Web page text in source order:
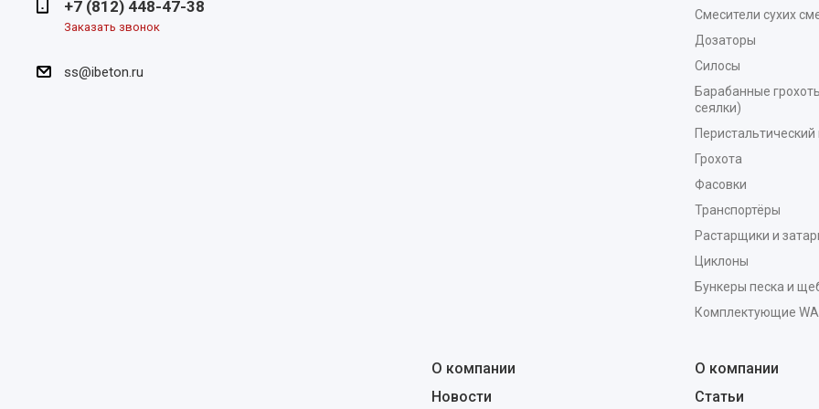
+7 (812) 448-47-38
Заказать звонок
ss@ibeton.ru
Смесители сухих
Дозаторы
Силосы
Барабанные
сеялки)
Перистальтический
Грохота
Фасовки
Транспортёры
Растарщики и
Циклоны
Бункеры песка и
Комплектующие
О компании О компании
Новости
Статьи